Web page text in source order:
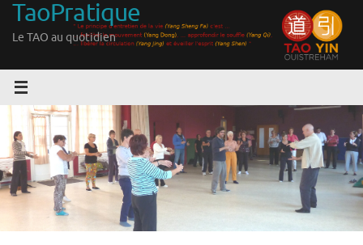
Passer
contenu
TaoPratique
Le TAO au quotidien